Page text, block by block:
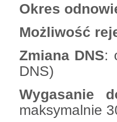
Okres
Możliwość
Zmiana DNS:
DNS)
Wygasanie
maksymalnie